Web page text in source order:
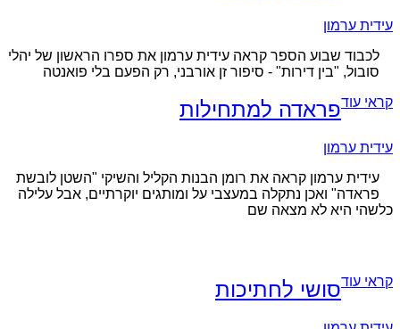
עידית ערמון
לכבוד שבוע הספר קראה עידית ערמון את ספרו הראשון של יהלי
סובול, "בין דירות" - סיפור זן אורבני, רק הפעם בלי פואנטה
קראי עודפראדה למתחילות
עידית ערמון
עידית ערמון קראה את רומן הבנות הקליל והשיקי "השטן לובשת
פראדה" ואכן נתקלה במעצבי על ומותגים יוקרתיים, אבל עלילה
כלשהי היא לא מצאה שם
קראי עודסושי לחתיכות